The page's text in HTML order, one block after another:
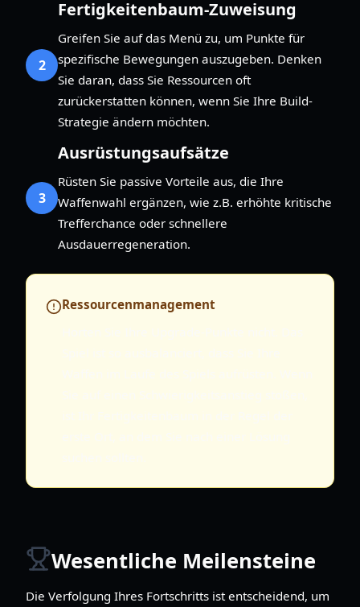
2
Fertigkeitenbaum-Zuweisung
Greifen Sie auf das Menü zu, um Punkte für
spezifische Bewegungen auszugeben. Denken
Sie daran, dass Sie Ressourcen oft
zurückerstatten können, wenn Sie Ihre Build-
Strategie ändern möchten.
3
Ausrüstungsaufsätze
Rüsten Sie passive Vorteile aus, die Ihre
Waffenwahl ergänzen, wie z.B. erhöhte kritische
Trefferchance oder schnellere
Ausdauerregeneration.
Ressourcenmanagement
Wesentliche Meilensteine
Die Verfolgung Ihres Fortschritts ist entscheidend, um